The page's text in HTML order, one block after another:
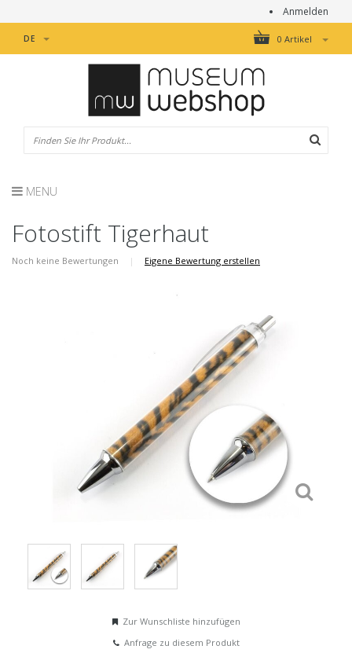
Anmelden
0 Artikel
DE
MENU
Fotostift Tigerhaut
Noch keine Bewertungen | Eigene Bewertung erstellen
Zur Wunschliste hinzufügen
Anfrage zu diesem Produkt